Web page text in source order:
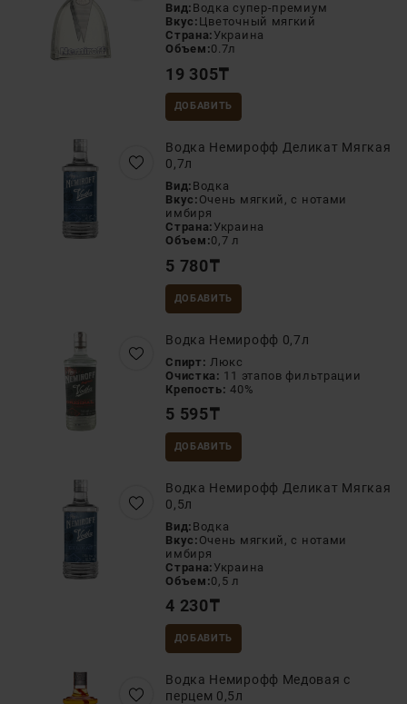
Вид: Водка супер-премиум
Вкус: Цветочный мягкий
Страна: Украина
Объем:0.7л
19 305₸
ДОБАВИТЬ
Водка Немирофф Деликат Мягкая
0,7л
Вид: Водка
Вкус: Очень мягкий, с нотами
имбиря
Страна: Украина
Объем:0,7 л
5 780₸
ДОБАВИТЬ
Водка Немирофф 0,7л
Спирт: Люкс
Очистка: 11 этапов фильтрации
Крепость: 40%
5 595₸
ДОБАВИТЬ
Водка Немирофф Деликат Мягкая
0,5л
Вид: Водка
Вкус: Очень мягкий, с нотами
имбиря
Страна: Украина
Объем:0,5 л
4 230₸
ДОБАВИТЬ
Водка Немирофф Медовая с
перцем 0,5л